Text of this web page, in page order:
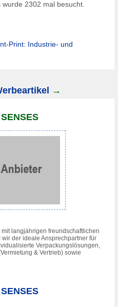
2302 mal besucht.
Print: Industrie- und
→
langjährigen freundschaftlichen
der ideale Ansprechpartner für
Verpackungslösungen,
& Vertrieb) sowie